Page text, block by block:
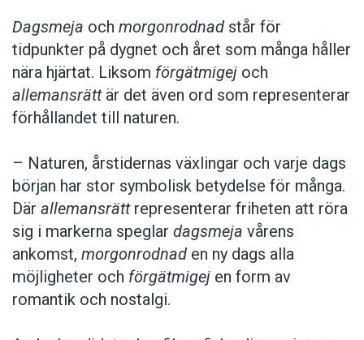
Dagsmeja och morgonrodnad står för
tidpunkter på dygnet och året som många håller
nära hjärtat. Liksom förgätmigej och
allemansrättär det även ord som representerar
förhållandet till naturen.
– Naturen, årstidernas växlingar och varje dags
början har stor symbolisk betydelse för många.
Där allemansrättrepresenterar friheten att röra
sig i markerna speglar dagsmeja vårens
ankomst, morgonrodnad en ny dags alla
möjligheter och förgätmigej en form av
romantik och nostalgi.